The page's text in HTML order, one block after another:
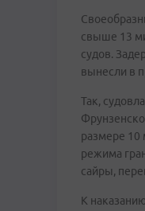
свыше 13
судов.
вынесли в
Так,
размере 10
режима
сайры,
К